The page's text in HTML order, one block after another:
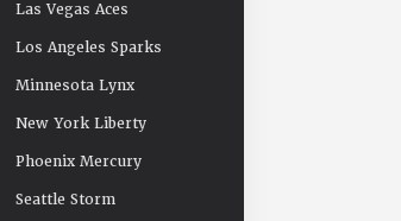
Las Vegas Aces
Los Angeles Sparks
Minnesota Lynx
New York Liberty
Phoenix Mercury
Seattle Storm